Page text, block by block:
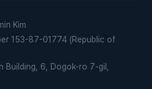
Kim
153-87-01774 (Republic of
Building, 6, Dogok-ro 7-gil,